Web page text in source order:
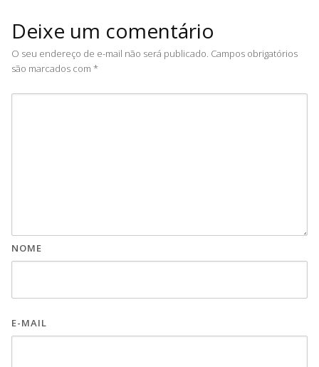
Deixe um comentário
O seu endereço de e-mail não será publicado. Campos obrigatórios
são marcados com *
NOME
E-MAIL